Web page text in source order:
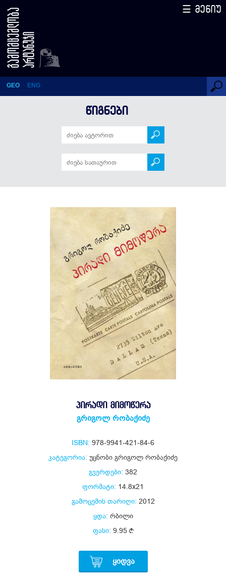
პირადი მიმოწერა
GEO ENG
☰ მენიუ
ᲬᲘᲒᲜᲔᲑᲘ
ᲞᲘᲠᲐᲓᲘ ᲛᲘᲛᲝᲬᲔᲠᲐ
გრიგოლ რობაქიძე
ISBN: 978-9941-421-84-6
კატეგორია: უცნობი გრიგოლ რობაქიძე
გვერდები: 382
ფორმატი: 14.8x21
გამოცემის თარიღი: 2012
ყდა: რბილი
ფასი: 9.95
ᲧᲘᲓᲕᲐ